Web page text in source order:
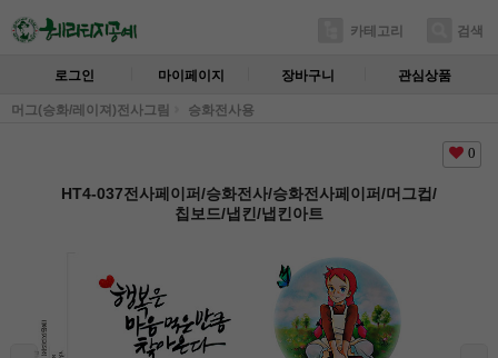
카테고리 검색
로그인 마이페이지 장바구니 관심상품
머그(승화/레이져)전사그림 승화전사용
0
HT4-037전사페이퍼/승화전사/승화전사페이퍼/머그컵/
칩보드/냅킨/냅킨아트